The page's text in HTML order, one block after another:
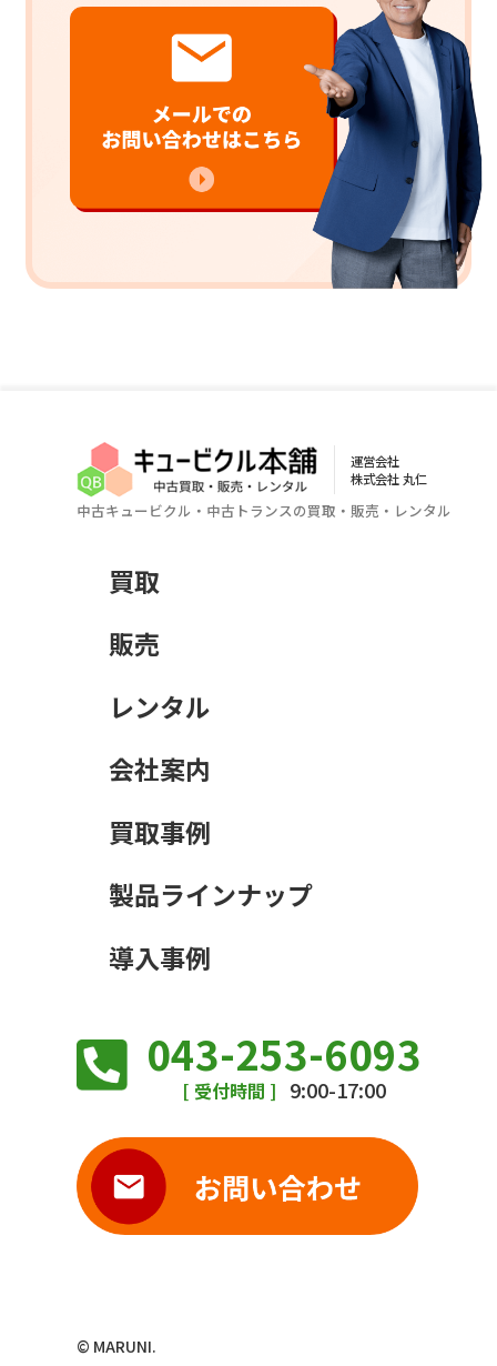
運営会社
株式会社 丸仁
中古キュービクル・中古トランスの買取・販売・レンタル
買取
販売
レンタル
会社案内
買取事例
製品ラインナップ
導入事例
043-253-6093
[ 受付時間 ] 9:00-17:00
© MARUNI.